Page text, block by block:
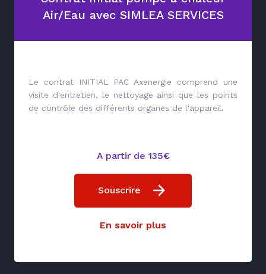
Air/Eau avec SIMLEA SERVICES
Le contrat INITIAL PAC Axenergie comprend une
visite d'entretien, le nettoyage ainsi que les points
de contrôle des différents organes de l'appareil.
A partir de 135€
Souscrire
En savoir plus